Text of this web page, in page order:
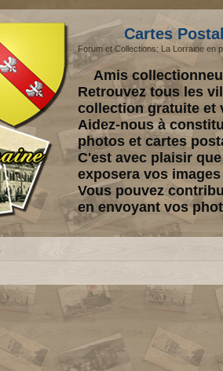
Cartes
Forum et Collections: La Lorraine en
Amis
Retrouvez tous les
collection gratuite et
Aidez-nous à
photos et cartes
C'est avec plaisir
exposera vos
Vous pouvez
en envoyant vos